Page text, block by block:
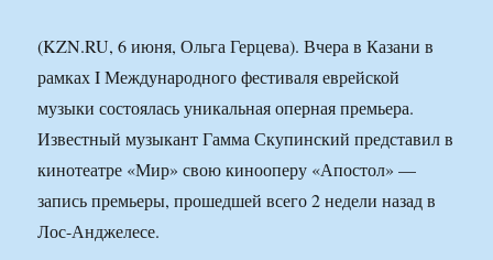
(KZN.RU, 6 июня, Ольга Герцева). Вчера в Казани в
рамках I Международного фестиваля еврейской
музыки состоялась уникальная оперная премьера.
Известный музыкант Гамма Скупинский представил в
кинотеатре «Мир» свою кинооперу «Апостол» —
запись премьеры, прошедшей всего 2 недели назад в
Лос-Анджелесе.